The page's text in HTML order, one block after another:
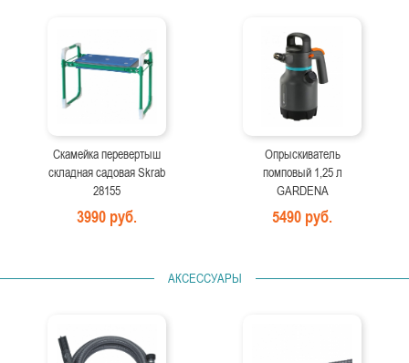
Скамейка перевертыш
складная садовая Skrab
28155
3990 руб.
Опрыскиватель
помповый 1,25 л
GARDENA
5490 руб.
АКСЕССУАРЫ